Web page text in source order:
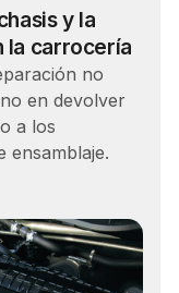
y la
la carrocería
no
en devolver
a los
ensamblaje.